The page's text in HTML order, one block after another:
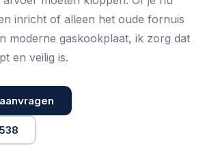
inricht of alleen het oude fornuis
moderne gaskookplaat, ik zorg dat
en veilig is.